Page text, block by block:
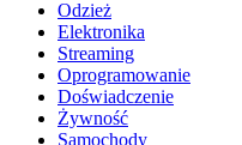
Odzież
Elektronika
Streaming
Oprogramowanie
Doświadczenie
Żywność
Samochody